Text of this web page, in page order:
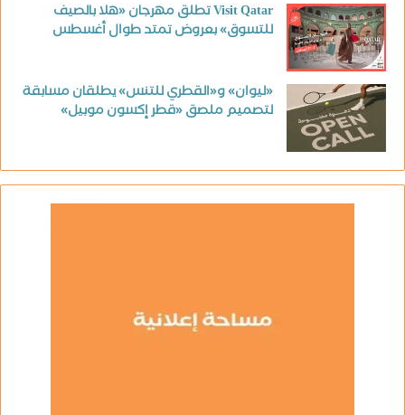
Visit Qatar تطلق مهرجان «هلا بالصيف
للتسوق» بعروض تمتد طوال أغسطس
«ليوان» و«القطري للتنس» يطلقان مسابقة
لتصميم ملصق «قطر إكسون موبيل»